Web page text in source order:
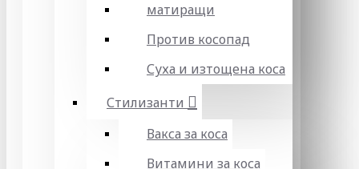
матиращи
Против косопад
Суха и изтощена коса
Стилизанти
Вакса за коса
Витамини за коса